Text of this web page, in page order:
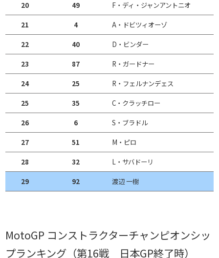
20 49 F・ディ・ジャンアントニオ
21 4 A・ドビツィオーゾ
22 40 D・ビンダー
23 87 R・ガードナー
24 25 R・フェルナンデェス
25 35 C・クラッチロー
26 6 S・ブラドル
27 51 M・ピロ
28 32 L・サバドーリ
29 92 渡辺 一樹
MotoGP コンストラクターチャンピオンシッ
プランキング（第16戦 日本GP終了時）